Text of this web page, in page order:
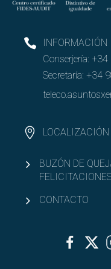
INFORMACIÓN
Conserjería: +34
Secretaría: +34
LOCALIZACIÓN
BUZÓN DE
CONTACTO
FacebookTwitter